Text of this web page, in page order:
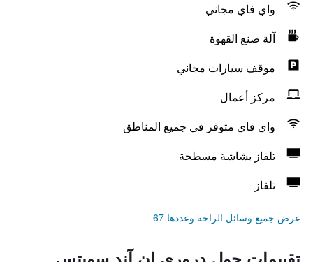
واي فاي مجاني
آلة صنع القهوة
موقف سيارات مجاني
مركز أعمال
واي فاي متوفر في جميع المناطق
تلفاز بشاشة مسطحة
تلفاز
عرض جميع وسائل الراحة وعددها 67